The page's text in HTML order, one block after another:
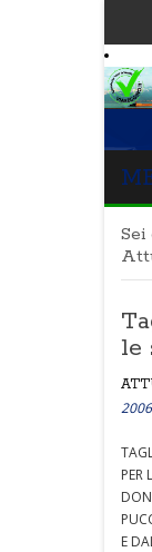
Sei
le
2006
PER
E